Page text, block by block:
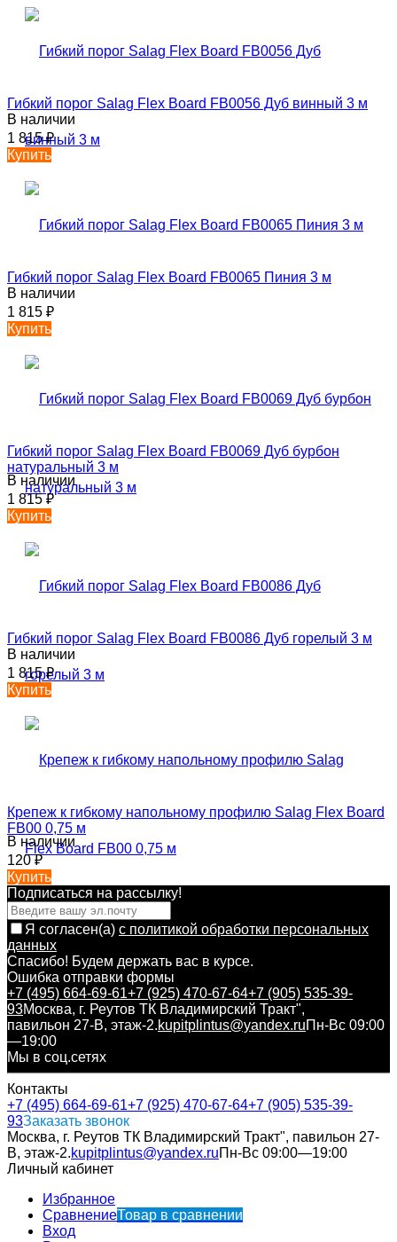
Гибкий порог Salag Flex Board FB0056 Дуб винный 3 м
В наличии
1 815₽
Купить
Гибкий порог Salag Flex Board FB0065 Пиния 3 м
В наличии
1 815 ₽
Купить
Гибкий порог Salag Flex Board FB0069 Дуб бурбон
натуральный 3 м
В наличии
1 815₽
Купить
Гибкий порог Salag Flex Board FB0086 Дуб горелый 3 м
В наличии
1 815₽
Купить
Крепеж к гибкому напольному профилю Salag Flex Board
FB00 0,75 м
В наличии
120₽
Купить
Подписаться на рассылкy!
Я согласен(a) с политикой обработки персональных
данных
Спасибо! Будем держать вас в курсе.
Ошибка отправки формы
+7 (495) 664-69-61+7 (925) 470-67-64+7 (905) 535-39-
93Москва, г. Реутов ТК Владимирский Тракт",
павильон 27-В, этаж-2.kupitplintus@yandex.ruПн-Вс 09:00
—19:00
Мы в соц.сетях
Контакты
+7 (495) 664-69-61+7 (925) 470-67-64+7 (905) 535-39-
93Заказать звонок
Москва, г. Реутов ТК Владимирский Тракт", павильон 27-
В, этаж-2.kupitplintus@yandex.ruПн-Вс 09:00—19:00
Личный кабинет
Избранное
СравнениеТовар в сравнении
Вход